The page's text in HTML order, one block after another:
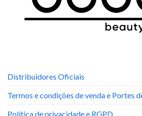
Distribuidores Oficiais
Termos e condições de venda e Portes
Política de privacidade e RGPD